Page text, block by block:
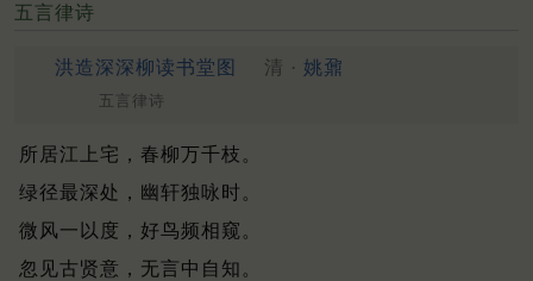
五言律诗
洪造深深柳读书堂图 清 · 姚鼐
五言律诗
所居江上宅，春柳万千枝。
绿径最深处，幽轩独咏时。
微风一以度，好鸟频相窥。
忽见古贤意，无言中自知。